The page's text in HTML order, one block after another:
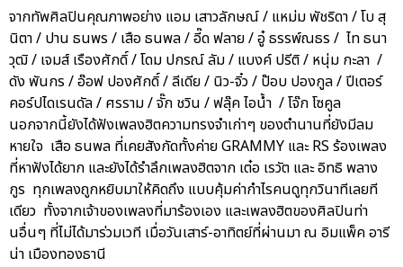
จากทัพศิลปินคุณภาพอย่าง แอม เสาวลักษณ์ / แหม่ม พัชริดา / โบ สุ
นิตา / ปาน ธนพร / เสือ ธนพล / อี๊ด ฟลาย / อู๋ ธรรพ์ณธร / ไท ธนา
วุฒิ / เจมส์ เรืองศักดิ์ / โดม ปกรณ์ ลัม / แบงค์ ปรีติ / หนุ่ม กะลา /
ดัง พันกร / อ๊อฟ ปองศักดิ์ / ลีเดีย / นิว-จิ๋ว / ป๊อบ ปองกูล / ปีเตอร์
คอร์ปไดเรนดัล / ศรราม / จั๊ก ชวิน / ฟลุ๊ค ไอน้ำ / โจ๊ก โซคูล
นอกจากนี้ยังได้ฟังเพลงฮิตความทรงจำเก่าๆ ของตำนานที่ยังมีลม
หายใจ เสือ ธนพล ที่เคยสังกัดทั้งค่าย GRAMMY และ RS ร้องเพลง
ที่หาฟังได้ยาก และยังได้รำลึกเพลงฮิตจาก เต๋อ เรวัต และ อิทธิ พลาง
กูร ทุกเพลงถูกหยิบมาให้คิดถึง แบบคุ้มค่ากำไรคนดูทุกวินาทีเลยที
เดียว ทั้งจากเจ้าของเพลงที่มาร้องเอง และเพลงฮิตของศิลปินท่า
นอื่นๆ ที่ไม่ได้มาร่วมเวที เมื่อวันเสาร์-อาทิตย์ที่ผ่านมา ณ อิมแพ็ค อารี
น่า เมืองทองธานี